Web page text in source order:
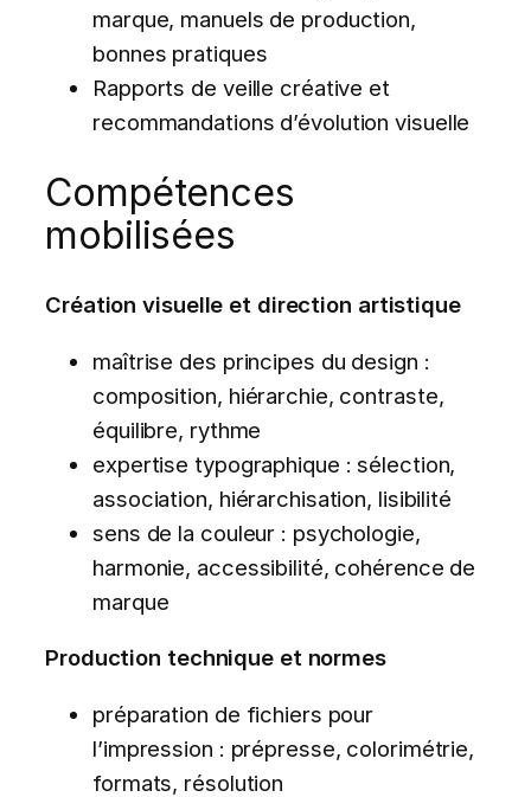
marque, manuels de production,
bonnes pratiques
Rapports de veille créative et
recommandations d’évolution visuelle
Compétences
mobilisées
Création visuelle et direction artistique
maîtrise des principes du design :
composition, hiérarchie, contraste,
équilibre, rythme
expertise typographique : sélection,
association, hiérarchisation, lisibilité
sens de la couleur : psychologie,
harmonie, accessibilité, cohérence de
marque
Production technique et normes
préparation de fichiers pour
l’impression : prépresse, colorimétrie,
formats, résolution